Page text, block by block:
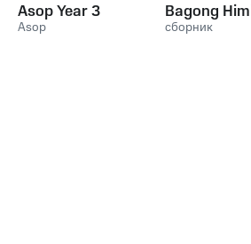
Asop Year 3
Asop
Bagong
сборник